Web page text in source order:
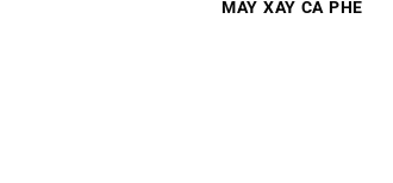
MÁY XAY CÀ PHÊ